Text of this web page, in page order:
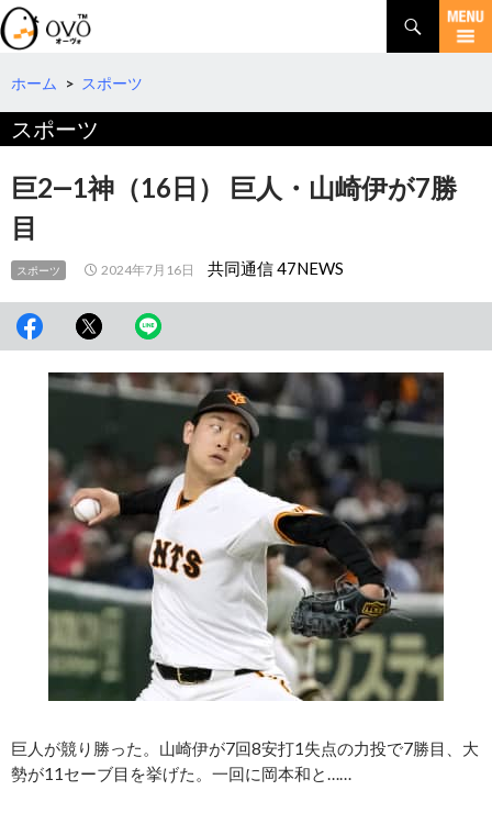
検
索
コ
テ
へ
移
動
ホーム > スポーツ
スポーツ
巨2―1神（16日） 巨人・山崎伊が7勝
目
スポーツ 2024年7月16日 共同通信 47NEWS
巨人が競り勝った。山崎伊が7回8安打1失点の力投で7勝目、大
勢が11セーブ目を挙げた。一回に岡本和と……